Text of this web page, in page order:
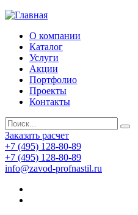
О компании
Каталог
Услуги
Акции
Портфолио
Проекты
Контакты
Заказать расчет
+7 (495) 128-80-89
+7 (495) 128-80-89
info@zavod-profnastil.ru